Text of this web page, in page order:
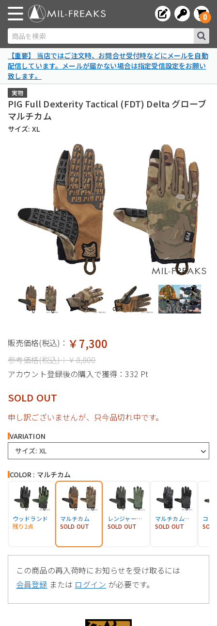
商品を検索
0
【重要】 当店ではご注文時、お問合せ受付時などにメールを自動
配信しています。メールが届かない場合は指定受信設定をお願い
致します。
実物
PIG Full Dexterity Tactical (FDT) Delta グローブ
マルチカム
サイズ: XL
販売価格(税込)： ￥7,300
参考価格(税込)：￥8,800
アカウント登録後の購入で獲得：332 Pt
SOLD OUT
申し訳ございませんが、只今品切れ中です。
VARIATION
サイズ: XL
COLOR : マルチカム
ウッドランド
残り2点
マルチカム
SOLD OUT
レンジャーグリーン
SOLD OUT
マルチカムブラック
SOLD OUT
コヨ
この商品の再入荷時にお知らせを受け取るには
会員登録 または ログイン が必要です。